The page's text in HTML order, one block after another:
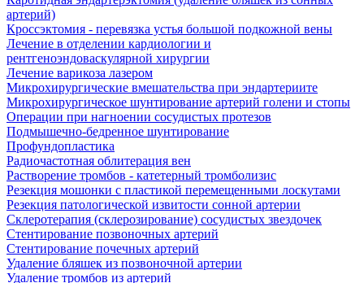
артерий)
Кроссэктомия - перевязка устья большой подкожной вены
Лечение в отделении кардиологии и
рентгеноэндоваскулярной хирургии
Лечение варикоза лазером
Микрохирургические вмешательства при эндартериите
Микрохирургическое шунтирование артерий голени и стопы
Операции при нагноении сосудистых протезов
Подмышечно-бедренное шунтирование
Профундопластика
Радиочастотная облитерация вен
Растворение тромбов - катетерный тромболизис
Резекция мошонки с пластикой перемещенными лоскутами
Резекция патологической извитости сонной артерии
Склеротерапия (склерозирование) сосудистых звездочек
Стентирование позвоночных артерий
Стентирование почечных артерий
Удаление бляшек из позвоночной артерии
Удаление тромбов из артерий